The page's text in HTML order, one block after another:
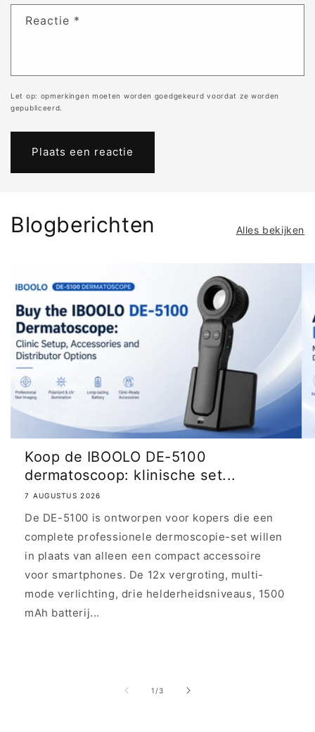
Reactie *
Let op: opmerkingen moeten worden goedgekeurd voordat ze worden
gepubliceerd.
Blogberichten Alles bekijken
Koop de IBOOLO DE-5100
dermatoscoop: klinische set...
7 AUGUSTUS 2026
De DE-5100 is ontworpen voor kopers die een
complete professionele dermoscopie-set willen
in plaats van alleen een compact accessoire
voor smartphones. De 12x vergroting, multi-
mode verlichting, drie helderheidsniveaus, 1500
mAh batterij...
1 /van
3